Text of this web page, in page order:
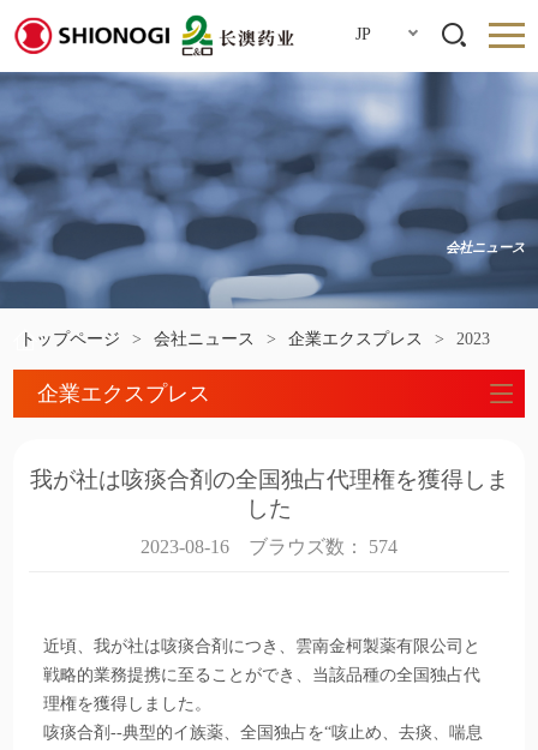
JP
会社ニュース
トップページ > 会社ニュース > 企業エクスプレス > 2023
企業エクスプレス
我が社は咳痰合剤の全国独占代理権を獲得しま
した
2023-08-16 ブラウズ数： 574
近頃、我が社は咳痰合剤につき、雲南金柯製薬有限公司と
戦略的業務提携に至ることができ、当該品種の全国独占代
理権を獲得しました。
咳痰合剤 --典型的イ族薬、全国独占を“咳止め、去痰、喘息